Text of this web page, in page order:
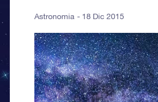
Astronomia 18 Dic 2015